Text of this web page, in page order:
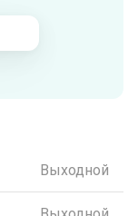
Выходной